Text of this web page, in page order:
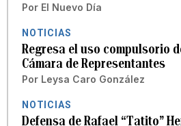
Por El Nuevo Día
NOTICIAS
Regresa el uso compulsorio
Cámara de Representantes
Por Leysa Caro González
NOTICIAS
Defensa de Rafael “Tatito”